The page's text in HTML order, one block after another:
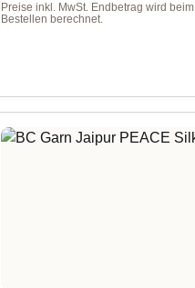
Preise inkl. MwSt. Endbetrag wird beim
Bestellen berechnet.